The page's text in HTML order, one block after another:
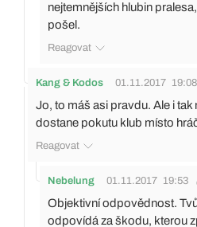
nejtemnějších hlubin
pošel.
Reagovat
Kang & Kodos 01.11.2017 19:08
Jo, to máš asi pravdu. Ale i tak
dostane pokutu klub místo
Reagovat
Nebelung 01.11.2017 19:53
Objektivní odpovědnost.
odpovídá za škodu, kterou